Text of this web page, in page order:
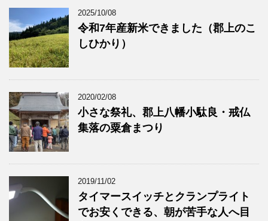
2025/10/08
令和7年産新米できました（郡上のこ
しひかり）
2020/02/08
小さな祭礼、郡上八幡小駄良・戒仏
集落の粟倉まつり
2019/11/02
タイマースイッチとクランプライト
でお安くできる、朝が苦手な人へ目